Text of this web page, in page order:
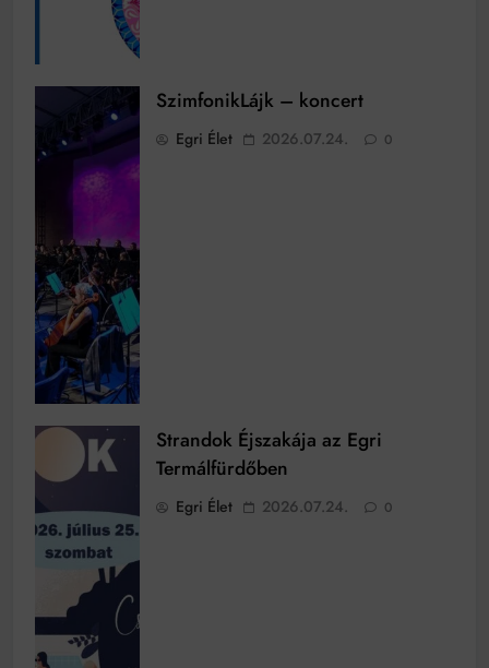
SzimfonikLájk – koncert
Egri Élet 2026.07.24. 0
Strandok Éjszakája az Egri
Termálfürdőben
Egri Élet 2026.07.24. 0